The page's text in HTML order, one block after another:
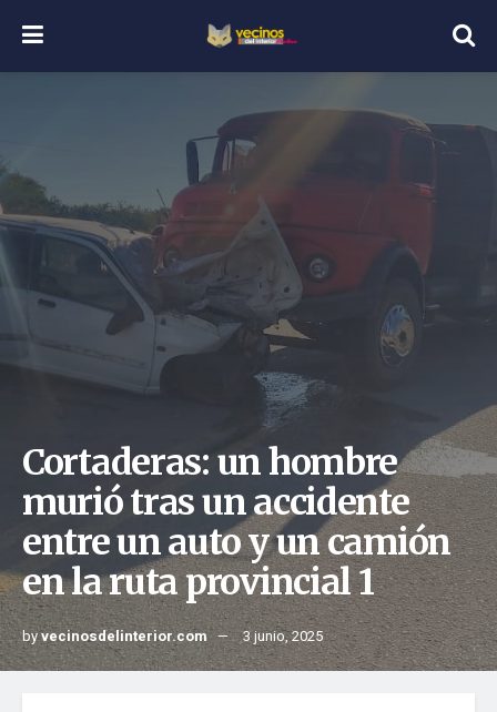
Cortaderas: un hombre
murió tras un accidente
entre un auto y un camión
en la ruta provincial 1
byvecinosdelinterior.com 3 junio, 2025